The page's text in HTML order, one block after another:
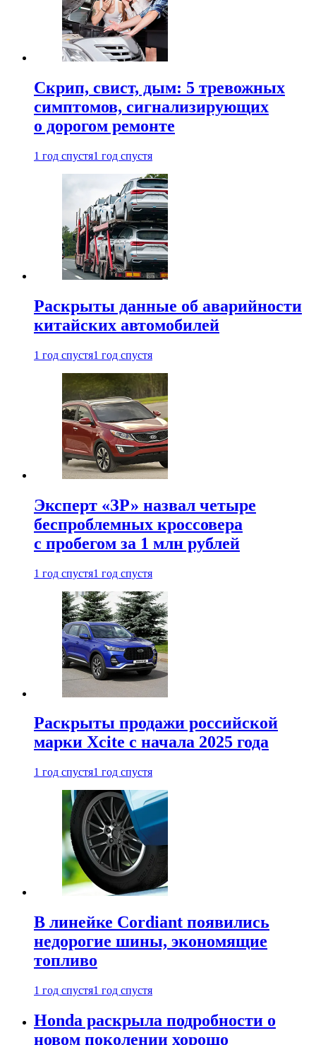
Скрип, свист, дым: 5 тревожных
симптомов, сигнализирующих
о дорогом ремонте
1 год спустя1 год спустя
Раскрыты данные об аварийности
китайских автомобилей
1 год спустя1 год спустя
Эксперт «ЗР» назвал четыре
беспроблемных кроссовера
с пробегом за 1 млн рублей
1 год спустя1 год спустя
Раскрыты продажи российской
марки Xcite с начала 2025 года
1 год спустя1 год спустя
В линейке Cordiant появились
недорогие шины, экономящие
топливо
1 год спустя1 год спустя
Honda раскрыла подробности о
новом поколении хорошо